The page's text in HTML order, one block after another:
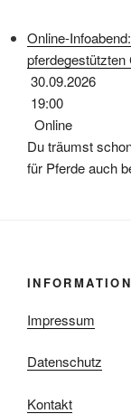
Online-
pferdegestützten
30.09.2026
19:00
Online
Du träumst
für Pferde auch
Impressum
Datenschutz
Kontakt